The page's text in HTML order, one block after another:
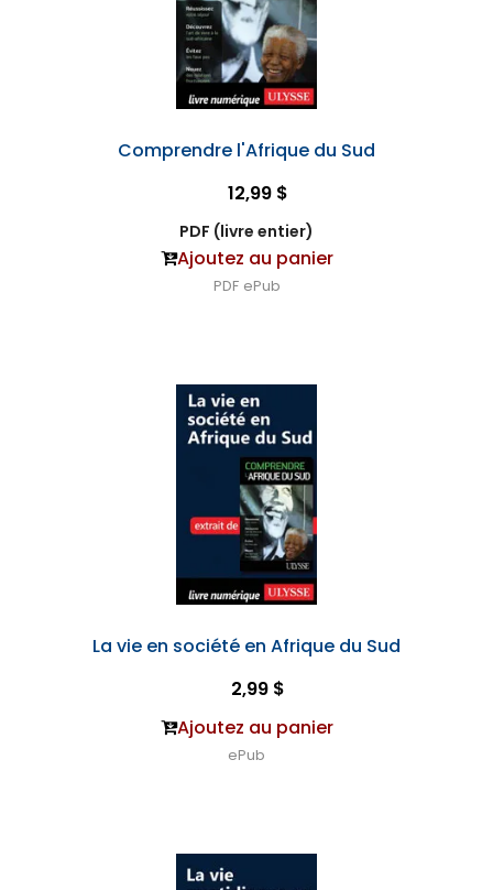
Comprendre l'Afrique du Sud
12,99 $
PDF (livre entier)
Ajoutez au panier
PDF ePub
La vie en société en Afrique du Sud
2,99 $
Ajoutez au panier
ePub